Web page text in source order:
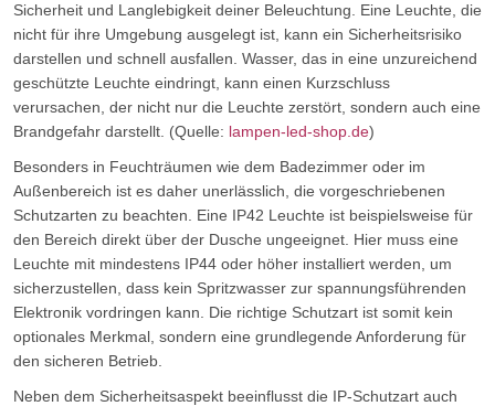
Sicherheit und Langlebigkeit deiner Beleuchtung. Eine Leuchte, die
nicht für ihre Umgebung ausgelegt ist, kann ein Sicherheitsrisiko
darstellen und schnell ausfallen. Wasser, das in eine unzureichend
geschützte Leuchte eindringt, kann einen Kurzschluss
verursachen, der nicht nur die Leuchte zerstört, sondern auch eine
Brandgefahr darstellt. (Quelle: lampen-led-shop.de)
Besonders in Feuchträumen wie dem Badezimmer oder im
Außenbereich ist es daher unerlässlich, die vorgeschriebenen
Schutzarten zu beachten. Eine IP42 Leuchte ist beispielsweise für
den Bereich direkt über der Dusche ungeeignet. Hier muss eine
Leuchte mit mindestens IP44 oder höher installiert werden, um
sicherzustellen, dass kein Spritzwasser zur spannungsführenden
Elektronik vordringen kann. Die richtige Schutzart ist somit kein
optionales Merkmal, sondern eine grundlegende Anforderung für
den sicheren Betrieb.
Neben dem Sicherheitsaspekt beeinflusst die IP-Schutzart auch